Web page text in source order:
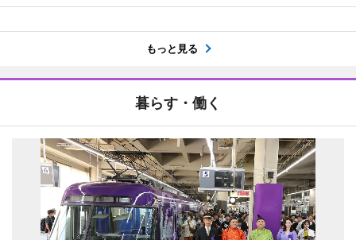
もっと見る
暮らす・働く